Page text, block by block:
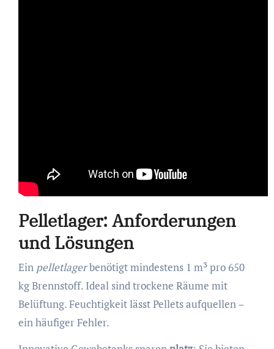
Pelletlager: Anforderungen
und Lösungen
Ein pelletlagerbenötigt mindestens 1 m³ pro 650
kg Brennstoff. Ideal sind trockene Räume mit
Belüftung. Feuchtigkeit lässt Pellets aufquellen –
ein häufiger Fehler.